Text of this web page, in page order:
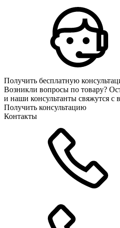
Получить бесплатную
Возникли вопросы по товару?
и наши консультанты свяжутся
Получить консультацию
Контакты